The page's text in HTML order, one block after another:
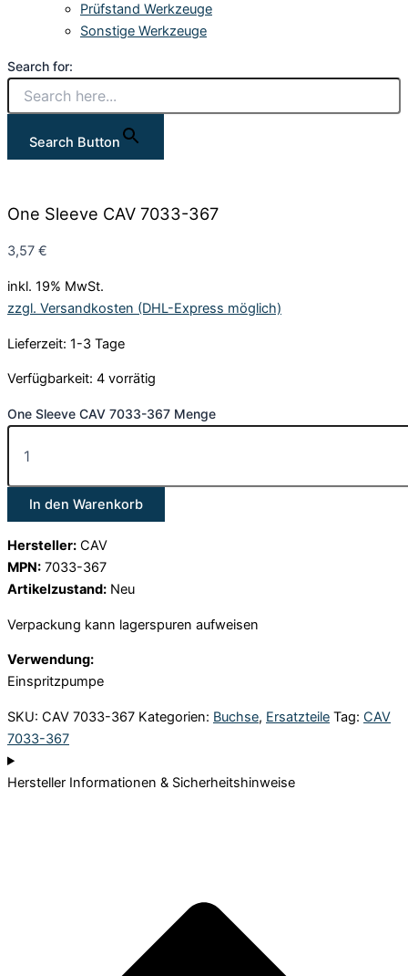
Prüfstand Werkzeuge
Sonstige Werkzeuge
Search for:
Search Button
One Sleeve CAV 7033-367
3,57 €
inkl. 19% MwSt.
zzgl. Versandkosten (DHL-Express möglich)
Lieferzeit: 1-3 Tage
Verfügbarkeit: 4 vorrätig
One Sleeve CAV 7033-367 Menge
In den Warenkorb
Hersteller: CAV
MPN: 7033-367
Artikelzustand: Neu
Verpackung kann lagerspuren aufweisen
Verwendung:
Einspritzpumpe
SKU: CAV 7033-367 Kategorien: Buchse, Ersatzteile Tag: CAV
7033-367
Hersteller Informationen & Sicherheitshinweise